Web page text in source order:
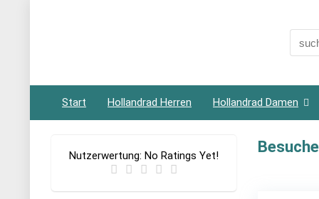
for:
Start Hollandrad Herren Hollandrad Damen
Nutzerwertung: No Ratings Yet!